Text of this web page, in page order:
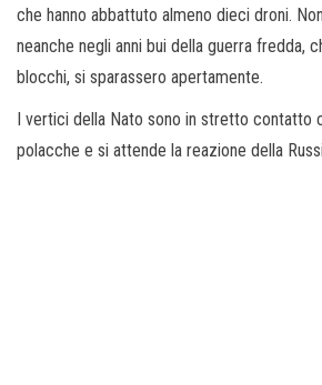
che hanno abbattuto almeno dieci droni.
neanche negli anni bui della guerra fredda,
blocchi, si sparassero apertamente.
I vertici della Nato sono in stretto contatto
polacche e si attende la reazione della